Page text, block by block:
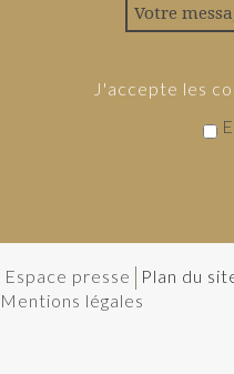
J'accepte les
Espace presse Plan du
Mentions légales